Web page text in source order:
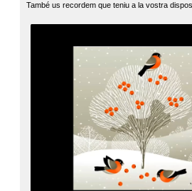
També us recordem que teniu a la vostra